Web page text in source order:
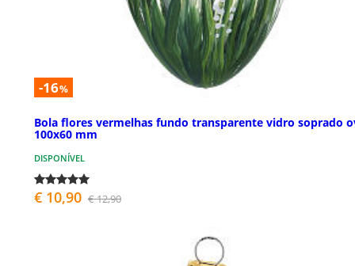
-16%
Bola flores vermelhas fundo transparente vidro soprado
100x60 mm
DISPONÍVEL
€ 10,90 € 12,90